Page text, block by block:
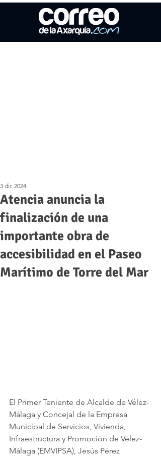
Atencia anuncia la
finalización de una
importante obra de
accesibilidad en el Paseo
Marítimo de Torre del Mar
3 dic 2024
El Primer Teniente de Alcalde de Vélez-
Málaga y Concejal de la Empresa
Municipal de Servicios, Vivienda,
Infraestructura y Promoción de Vélez-
Málaga (EMVIPSA), Jesús Pérez